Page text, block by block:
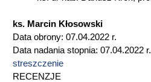
ks. Marcin Kłosowski
Data obrony: 07.04.2022 r.
Data nadania stopnia: 07.04.2022 r.
streszczenie
RECENZJE